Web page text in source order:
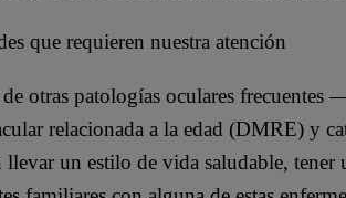
que requieren nuestra atención
otras patologías oculares
relacionada a la edad (DMRE) y
un estilo de vida saludable, tener